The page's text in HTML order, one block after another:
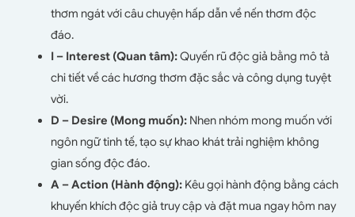
thơm ngát với câu chuyện hấp dẫn về nến thơm độc
đáo.
I – Interest (Quan tâm):Quyến rũ độc giả bằng mô tả
chi tiết về các hương thơm đặc sắc và công dụng tuyệt
vời.
D – Desire (Mong muốn):Nhen nhóm mong muốn với
ngôn ngữ tinh tế, tạo sự khao khát trải nghiệm không
gian sống độc đáo.
A – Action (Hành động):Kêu gọi hành động bằng cách
khuyến khích độc giả truy cập và đặt mua ngay hôm nay